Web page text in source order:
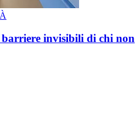
invisibili di chi non